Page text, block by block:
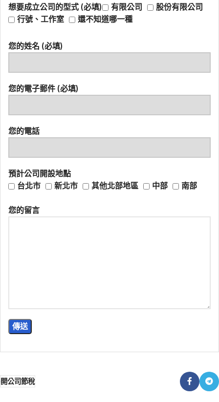
想要成立公司的型式 (必填)
有限公司
股份有限公司
行號、工作室
還不知道哪一種
您的姓名 (必填)
您的電子郵件 (必填)
您的電話
預計公司開設地點
台北市
新北市 其他北部地區 中部 南部
您的留言
開公司節稅